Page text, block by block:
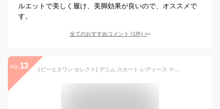
ルエットで美しく履け、美脚効果が良いので、オススメで
す。
全てのおすすめコメント (1件) >
no. 13 [ビーエヌワン セレクト] デニム スカート レディース マーメイド ロング ハイウエスト 5サイズ 2色 BN86 BLU XL